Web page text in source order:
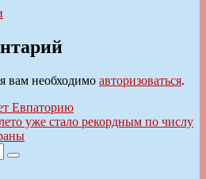
вам необходимо авторизоваться.
Евпаторию
уже стало рекордным по числу
Поиск